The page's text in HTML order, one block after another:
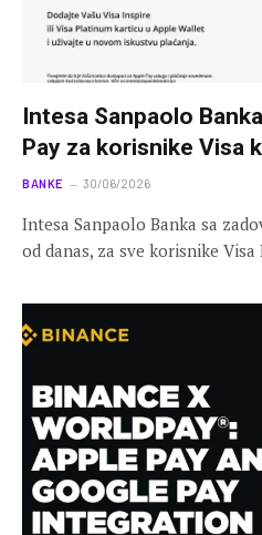
Intesa Sanpaolo
Pay za korisnike Visa
BANKE 30/06/2026
Intesa Sanpaolo Banka sa
od danas, za sve korisnike